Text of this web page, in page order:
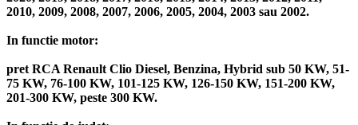
2010, 2009, 2008, 2007, 2006, 2005, 2004, 2003 sau 2002.
In functie motor:
pret RCA Renault Clio Diesel, Benzina, Hybrid sub 50 KW, 51-
75 KW, 76-100 KW, 101-125 KW, 126-150 KW, 151-200 KW,
201-300 KW, peste 300 KW.